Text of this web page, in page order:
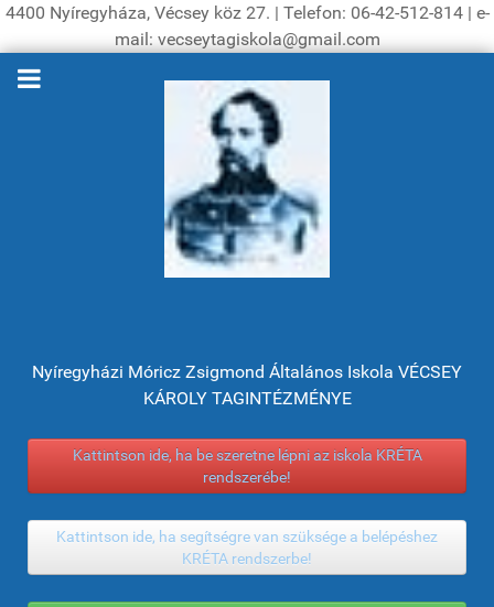
4400 Nyíregyháza, Vécsey köz 27. | Telefon: 06-42-512-814 | e-
mail: vecseytagiskola@gmail.com
Nyíregyházi Móricz Zsigmond Általános Iskola VÉCSEY
KÁROLY TAGINTÉZMÉNYE
Kattintson ide, ha be szeretne lépni az iskola KRÉTA
rendszerébe!
Kattintson ide, ha segítségre van szüksége a belépéshez
KRÉTA rendszerbe!